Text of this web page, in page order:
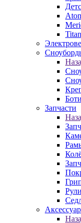
Запчасти